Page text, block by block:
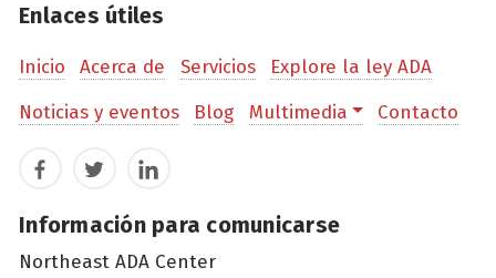
Enlaces útiles
Inicio Acerca de Servicios
Explore la ley ADA
Noticias y eventos
Blog Multimedia Contacto
FacebookTwitterLinkedIn
Información para comunicarse
Northeast ADA Center